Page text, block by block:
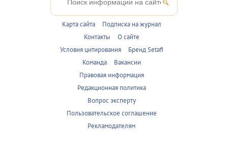
Карта сайта
Подписка на журнал
Контакты
О сайте
Условия цитирования
Бренд Setafi
Команда
Вакансии
Правовая информация
Редакционная политика
Вопрос эксперту
Пользовательское соглашение
Рекламодателям